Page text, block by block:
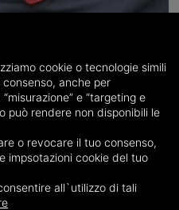
il fattorino:
portare denaro contante per il
pizzeria, che ha allertato le
Bologna, Cronaca
cookie o tecnologie simili
anche per
e “targeting e
può rendere non disponibili le
o revocare il tuo consenso,
impsotazioni cookie del tuo
all`utilizzo di tali